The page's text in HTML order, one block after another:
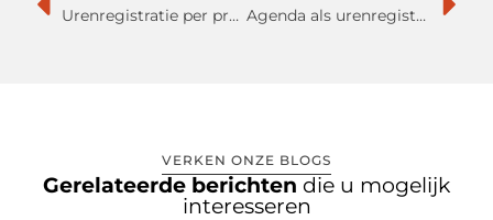
Urenregistratie per project: zo krijg je grip op tijd en winst Agenda als urenregistratie: kan dat als zzp’er?
VERKEN ONZE BLOGS
Gerelateerde berichten die u mogelijk
interesseren